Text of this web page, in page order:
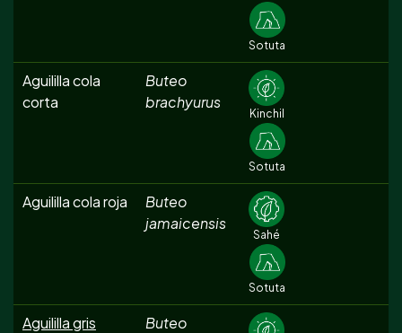
Sotuta
Aguililla cola
corta
Buteo
brachyurus
Kinchil
Sotuta
Aguililla cola roja
Buteo
jamaicensis
Sahé
Sotuta
Aguililla gris
Buteo